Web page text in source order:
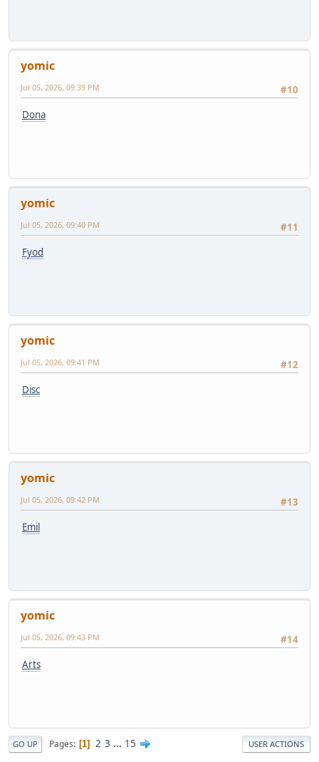
yomic
#10
Jul 05, 2026, 09:39 PM
Dona
yomic
#11
Jul 05, 2026, 09:40 PM
Fyod
yomic
#12
Jul 05, 2026, 09:41 PM
Disc
yomic
#13
Jul 05, 2026, 09:42 PM
Emil
yomic
#14
Jul 05, 2026, 09:43 PM
Arts
GO UP Pages 1 2 3 ... 15 USER ACTIONS